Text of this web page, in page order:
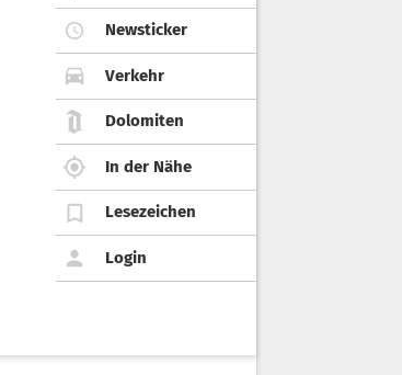
Newsticker
Verkehr
Dolomiten
In der Nähe
Lesezeichen
Login